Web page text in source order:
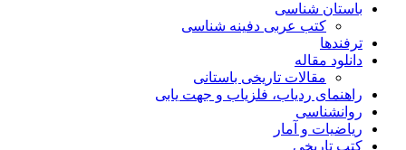
باستان شناسی
کتب عربی دفینه شناسی
ترفندها
دانلود مقاله
مقالات تاریخی باستانی
راهنمای ردیاب، فلزیاب و جهت یابی
روانشناسی
ریاضیات و آمار
کتب تاریخی